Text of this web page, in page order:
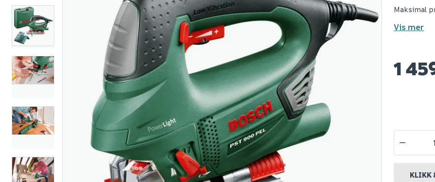
Bosch stikksag
universal saw 18v-100
986
:1-10 stk
Klikk & Hent
Bosch stikksag pst
700 e 500w
955
Nettlager:1-10 stk
Klikk & Hent
Stanley fatmax
stikksag 18v
999 1 795
Maksimal
Vis mer
1
KLIKK